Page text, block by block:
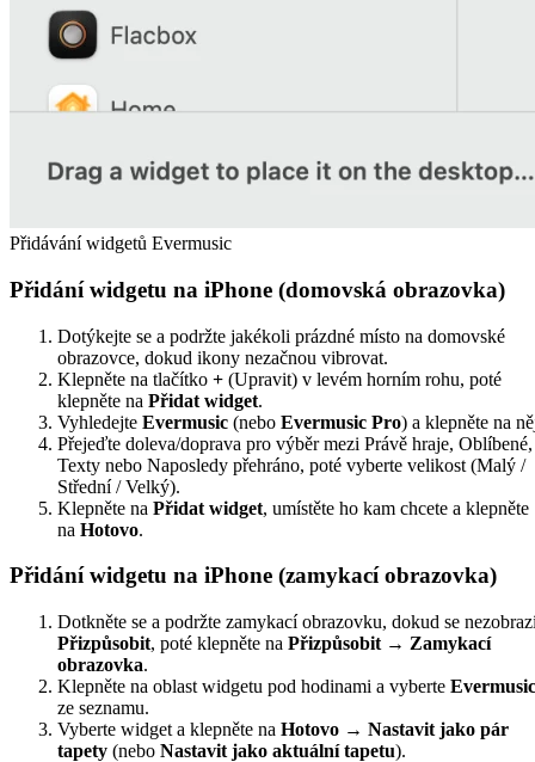
Přidávání widgetů Evermusic
Přidání widgetu na iPhone (domovská obrazovka)
Dotýkejte se a podržte jakékoli prázdné místo na domovské
obrazovce, dokud ikony nezačnou vibrovat.
Klepněte na tlačítko + (Upravit) v levém horním rohu, poté
klepněte na Přidat widget.
Vyhledejte Evermusic (nebo Evermusic Pro) a klepněte na
Přejeďte doleva/doprava pro výběr mezi Právě hraje, Oblíbené,
Texty nebo Naposledy přehráno, poté vyberte velikost (Malý /
Střední / Velký).
Klepněte na Přidat widget, umístěte ho kam chcete a klepněte
na Hotovo.
Přidání widgetu na iPhone (zamykací obrazovka)
Dotkněte se a podržte zamykací obrazovku, dokud se
Přizpůsobit, poté klepněte na Přizpůsobit → Zamykací
obrazovka.
Klepněte na oblast widgetu pod hodinami a vyberte Evermusic
ze seznamu.
Vyberte widget a klepněte na Hotovo → Nastavit jako pár
tapety (nebo Nastavit jako aktuální tapetu).